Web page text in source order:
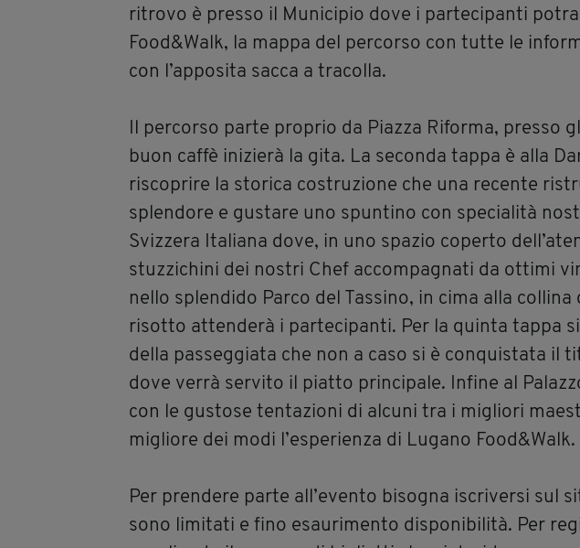
ritrovo è presso il Municipio dove i partecipanti
Food&Walk, la mappa del percorso con tutte le
con l’apposita sacca a tracolla.
Il percorso parte proprio da Piazza Riforma, presso
buon caffè inizierà la gita. La seconda tappa è alla
riscoprire la storica costruzione che una recente
splendore e gustare uno spuntino con specialità
Svizzera Italiana dove, in uno spazio coperto
stuzzichini dei nostri Chef accompagnati da ottimi
nello splendido Parco del Tassino, in cima alla
risotto attenderà i partecipanti. Per la quinta tappa
della passeggiata che non a caso si è conquistata il
dove verrà servito il piatto principale. Infine al
con le gustose tentazioni di alcuni tra i migliori
migliore dei modi l’esperienza di Lugano Food&Walk.
Per prendere parte all’evento bisogna iscriversi sul
sono limitati e fino esaurimento disponibilità. Per